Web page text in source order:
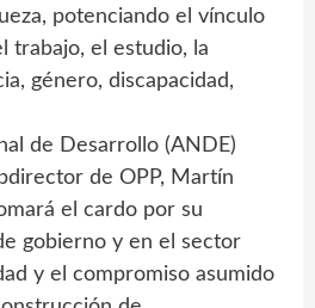
potenciando el vínculo
trabajo, el estudio, la
género, discapacidad,
de Desarrollo (ANDE)
de OPP, Martín
el cardo por su
gobierno y en el sector
y el compromiso asumido